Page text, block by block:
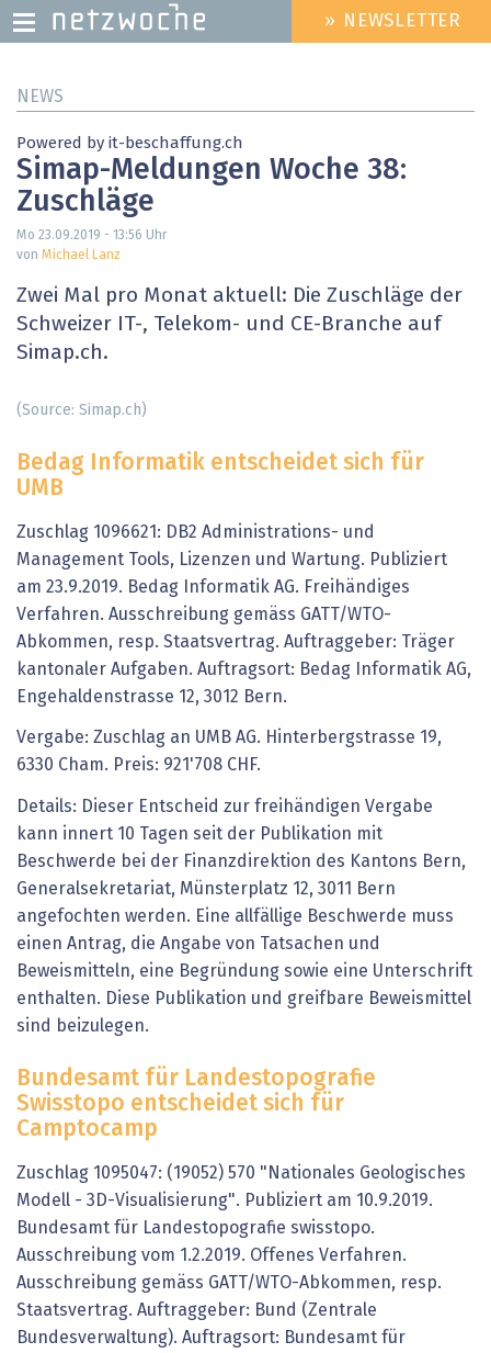
zum
HEADER
MENU
» NEWSLETTER
NEWS
Powered by it-beschaffung.ch
Simap-Meldungen Woche 38:
Zuschläge
Mo 23.09.2019 - 13:56 Uhr
von Michael Lanz
Zwei Mal pro Monat aktuell: Die Zuschläge der
Schweizer IT-, Telekom- und CE-Branche auf
Simap.ch.
(Source: Simap.ch)
Bedag Informatik entscheidet sich für
UMB
Zuschlag 1096621: DB2 Administrations- und
Management Tools, Lizenzen und Wartung. Publiziert
am 23.9.2019. Bedag Informatik AG. Freihändiges
Verfahren. Ausschreibung gemäss GATT/WTO-
Abkommen, resp. Staatsvertrag. Auftraggeber: Träger
kantonaler Aufgaben. Auftragsort: Bedag Informatik AG,
Engehaldenstrasse 12, 3012 Bern.
Vergabe: Zuschlag an UMB AG. Hinterbergstrasse 19,
6330 Cham. Preis: 921'708 CHF.
Details: Dieser Entscheid zur freihändigen Vergabe
kann innert 10 Tagen seit der Publikation mit
Beschwerde bei der Finanzdirektion des Kantons Bern,
Generalsekretariat, Münsterplatz 12, 3011 Bern
angefochten werden. Eine allfällige Beschwerde muss
einen Antrag, die Angabe von Tatsachen und
Beweismitteln, eine Begründung sowie eine Unterschrift
enthalten. Diese Publikation und greifbare Beweismittel
sind beizulegen.
Bundesamt für Landestopografie
Swisstopo entscheidet sich für
Camptocamp
Zuschlag 1095047: (19052) 570 "Nationales Geologisches
Modell - 3D-Visualisierung". Publiziert am 10.9.2019.
Bundesamt für Landestopografie swisstopo.
Ausschreibung vom 1.2.2019. Offenes Verfahren.
Ausschreibung gemäss GATT/WTO-Abkommen, resp.
Staatsvertrag. Auftraggeber: Bund (Zentrale
Bundesverwaltung). Auftragsort: Bundesamt für